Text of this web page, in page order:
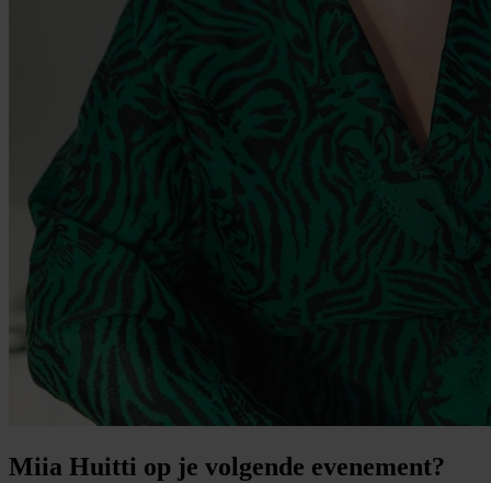
Miia Huitti op je volgende evenement?